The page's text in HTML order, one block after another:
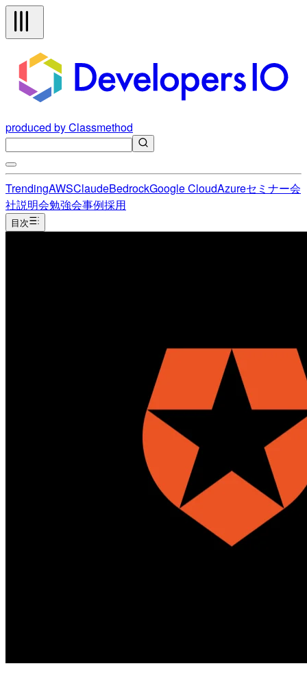
produced by Classmethod
TrendingAWSClaudeBedrockGoogle CloudAzureセミナー会
社説明会勉強会事例採用
目次